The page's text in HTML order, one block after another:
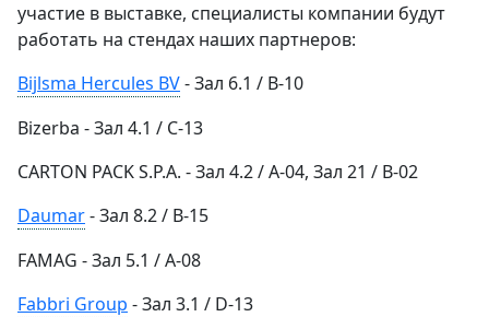
участие в выставке, специалисты компании будут
работать на стендах наших партнеров:
Bijlsma Hercules BV- Зал 6.1 / B-10
Bizerba - Зал 4.1 / С-13
PACK S.P.A. - Зал 4.2 / A-04, Зал 21 / B-02
Daumar- Зал 8.2 / B-15
FAMAG - Зал 5.1 / А-08
Fabbri Group - Зал 3.1 / D-13